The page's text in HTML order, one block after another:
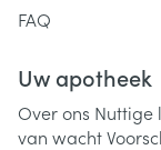
FAQ
Uw apotheek
Over ons Nuttige
van wacht